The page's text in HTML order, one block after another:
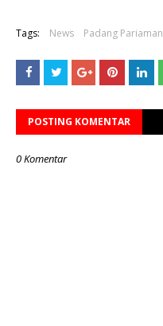
Tags: News Padang Pariaman
POSTING KOMENTAR
0 Komentar